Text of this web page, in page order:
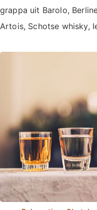
grappa uit Barolo,
Artois, Schotse whisky,